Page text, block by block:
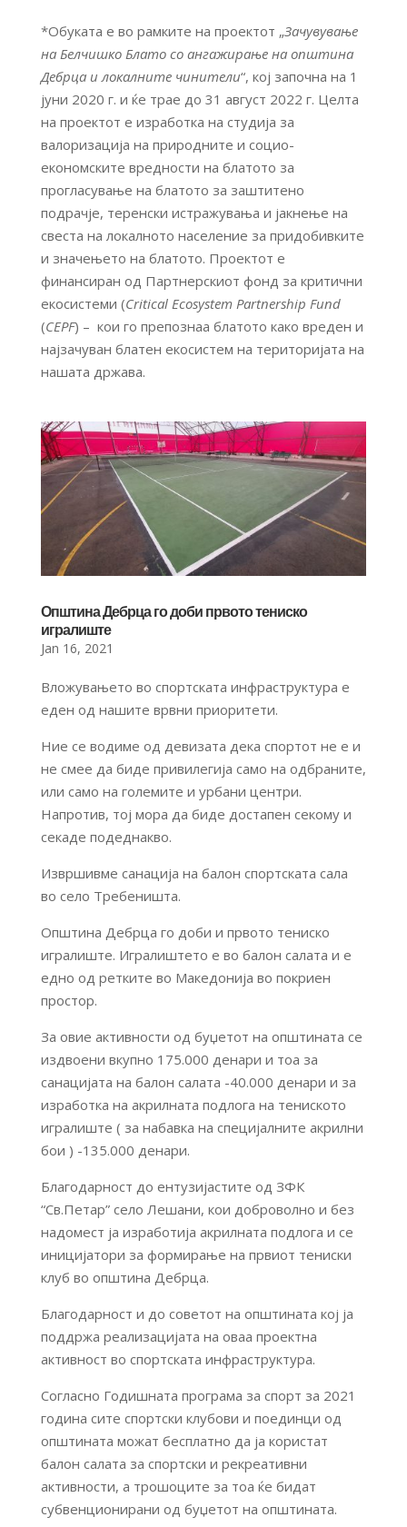
*Обуката е во рамките на проектот „Зачувување
на Белчишко Блато со ангажирање на општина
Дебрца и локалните чинители“, кој започна на 1
јуни 2020 г. и ќе трае до 31 август 2022 г. Целта
на проектот е изработка на студија за
валоризација на природните и социо-
економските вредности на блатото за
прогласување на блатото за заштитено
подрачје, теренски истражувања и јакнење на
свеста на локалното население за придобивките
и значењето на блатото. Проектот е
финансиран од Партнерскиот фонд за критични
екосистеми (Critical Ecosystem Partnership Fund
(CEPF) – кои го препознаа блатото како вреден и
најзачуван блатен екосистем на територијата на
нашата држава.
Општина Дебрца го доби првото тениско
игралиште
Jan 16, 2021
Вложувањето во спортската инфраструктура е
еден од нашите врвни приоритети.
Ние се водиме од девизата дека спортот не е и
не смее да биде привилегија само на одбраните,
или само на големите и урбани центри.
Напротив, тој мора да биде достапен секому и
секаде подеднакво.
Извршивме санација на балон спортската сала
во село Требеништа.
Општина Дебрца го доби и првото тениско
игралиште. Игралиштето е во балон салата и е
едно од ретките во Македонија во покриен
простор.
За овие активности од буџетот на општината се
издвоени вкупно 175.000 денари и тоа за
санацијата на балон салата -40.000 денари и за
изработка на акрилната подлога на тениското
игралиште ( за набавка на специјалните акрилни
бои ) -135.000 денари.
Благодарност до ентузијастите од ЗФК
“Св.Петар” село Лешани, кои доброволно и без
надомест ја изработија акрилната подлога и се
иницијатори за формирање на првиот тениски
клуб во општина Дебрца.
Благодарност и до советот на општината кој ја
поддржа реализацијата на оваа проектна
активност во спортската инфраструктура.
Согласно Годишната програма за спорт за 2021
година сите спортски клубови и поединци од
општината можат бесплатно да ја користат
балон салата за спортски и рекреативни
активности, а трошоците за тоа ќе бидат
субвенционирани од буџетот на општината.